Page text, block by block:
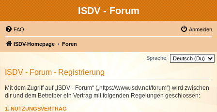
ISDV - Forum
FAQ Anmelden
ISDV-Homepage Foren
Sprache:
ISDV - Forum - Registrierung
Mit dem Zugriff auf „ISDV - Forum“ („https://www.isdv.net/forum“) wird zwischen
dir und dem Betreiber ein Vertrag mit folgenden Regelungen geschlossen:
1. NUTZUNGSVERTRAG